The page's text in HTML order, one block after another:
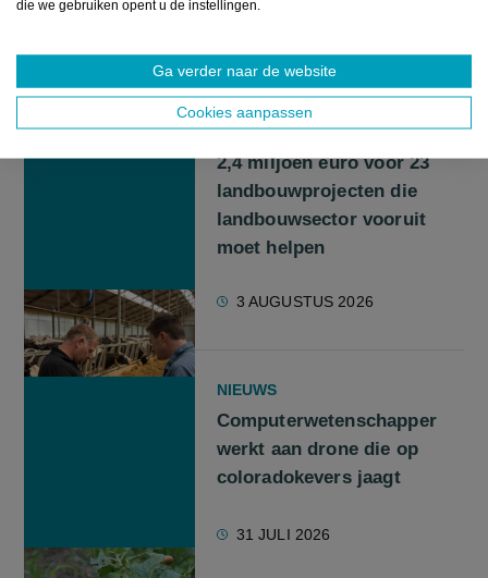
die we gebruiken opent u de instellingen.
Ga verder naar de website
Cookies aanpassen
GERELATEERDE ARTIKELS
NIEUWS
2,4 miljoen euro voor 23
landbouwprojecten die
landbouwsector vooruit
moet helpen
3 AUGUSTUS 2026
NIEUWS
Computerwetenschapper
werkt aan drone die op
coloradokevers jaagt
31 JULI 2026